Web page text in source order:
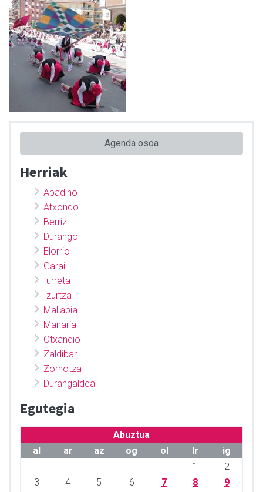
Agenda osoa
Herriak
Abadino
Atxondo
Berriz
Durango
Elorrio
Garai
Iurreta
Izurtza
Mallabia
Manaria
Otxandio
Zaldibar
Zornotza
Durangaldea
Egutegia
Abuztua
al
ar az og ol lr
ig
1
2
3
4 5 6 7 8
9